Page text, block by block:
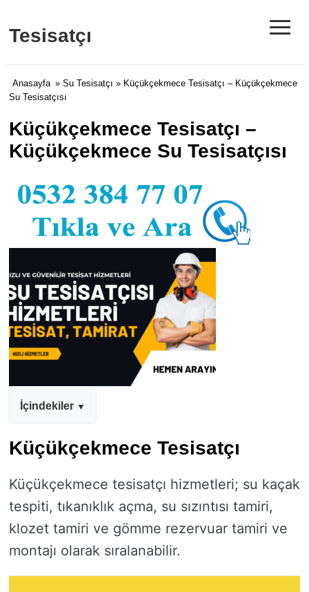
Tesisatçı ≡
Anasayfa » Su Tesisatçı » Küçükçekmece Tesisatçı – Küçükçekmece
Su Tesisatçısı
Küçükçekmece Tesisatçı –
Küçükçekmece Su Tesisatçısı
İçindekiler
Küçükçekmece Tesisatçı
Küçükçekmece tesisatçı hizmetleri; su kaçak
tespiti, tıkanıklık açma, su sızıntısı tamiri,
klozet tamiri ve gömme rezervuar tamiri ve
montajı olarak sıralanabilir.